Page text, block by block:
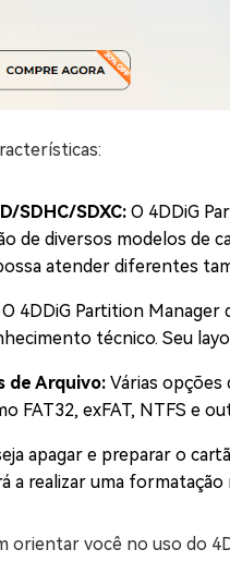
SDHC/SDXC: O 4DDiG
diversos modelos de
atender diferentes
O 4DDiG Partition Manager
técnico. Seu
de Arquivo: Várias opções
FAT32, exFAT, NTFS e
apagar e preparar o
a realizar uma formatação
orientar você no uso do